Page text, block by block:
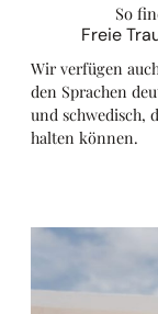
So
Freie
Wir verfügen
den Sprachen
und schwedisch,
halten können.